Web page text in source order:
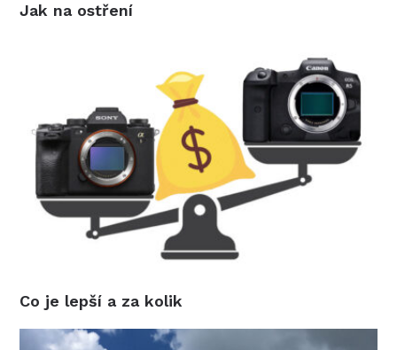
Jak na ostření
Co je lepší a za kolik